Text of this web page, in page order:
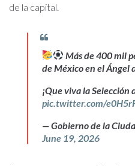
de la capital.
Más de 400 mil
de México en el Ángel
¡Que viva la Selección
pic.twitter.com/
— Gobierno de la
June 19, 2026